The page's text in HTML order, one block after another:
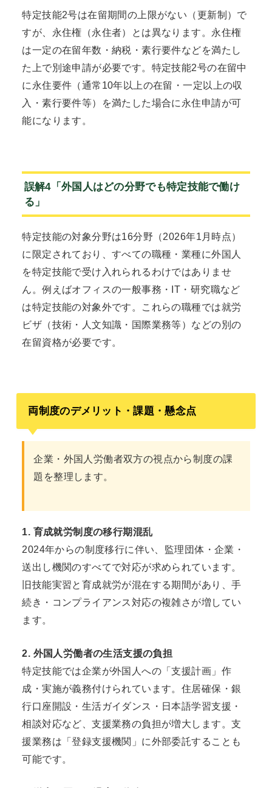
特定技能2号は在留期間の上限がない（更新制）で
すが、永住権（永住者）とは異なります。永住権
は一定の在留年数・納税・素行要件などを満たし
た上で別途申請が必要です。特定技能2号の在留中
に永住要件（通常10年以上の在留・一定以上の収
入・素行要件等）を満たした場合に永住申請が可
能になります。
誤解4「外国人はどの分野でも特定技能で働け
る」
特定技能の対象分野は16分野（2026年1月時点）
に限定されており、すべての職種・業種に外国人
を特定技能で受け入れられるわけではありませ
ん。例えばオフィスの一般事務・IT・研究職など
は特定技能の対象外です。これらの職種では就労
ビザ（技術・人文知識・国際業務等）などの別の
在留資格が必要です。
両制度のデメリット・課題・懸念点
企業・外国人労働者双方の視点から制度の課
題を整理します。
1. 育成就労制度の移行期混乱
2024年からの制度移行に伴い、監理団体・企業・
送出し機関のすべてで対応が求められています。
旧技能実習と育成就労が混在する期間があり、手
続き・コンプライアンス対応の複雑さが増してい
ます。
2. 外国人労働者の生活支援の負担
特定技能では企業が外国人への「支援計画」作
成・実施が義務付けられています。住居確保・銀
行口座開設・生活ガイダンス・日本語学習支援・
相談対応など、支援業務の負担が増大します。支
援業務は「登録支援機関」に外部委託することも
可能です。